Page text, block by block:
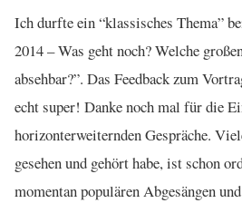
Ich durfte ein “klassisches Thema”
2014 – Was geht noch? Welche
absehbar?”. Das Feedback zum
echt super! Danke noch mal für die
horizonterweiternden Gespräche.
gesehen und gehört habe, ist schon
momentan populären Abgesängen